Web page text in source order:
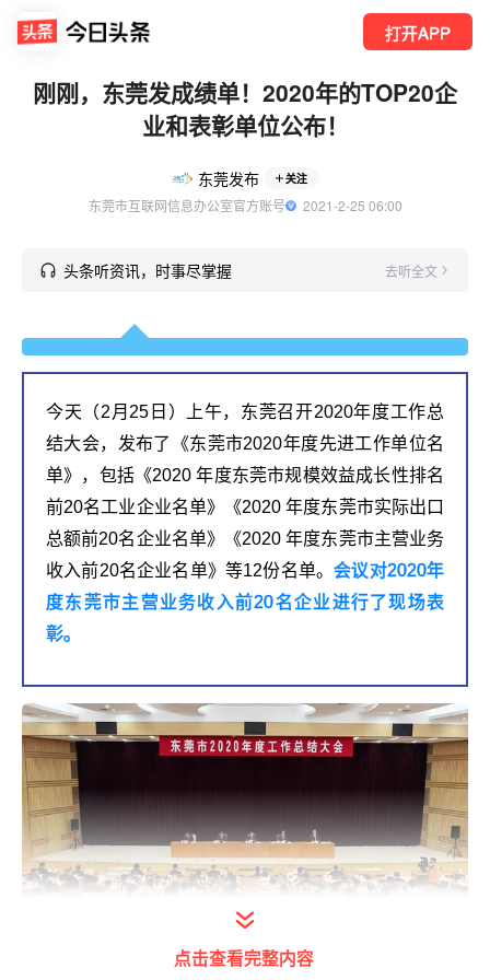
打开APP
刚刚，东莞发成绩单！2020年的TOP20企
业和表彰单位公布！
东莞发布 关注
东莞市互联网信息办公室官方账号
  2021-2-25 06:00
头条听资讯，时事尽掌握 去听全文
今天（2月25日）上午，东莞召开2020年度工作总
结大会，发布了《东莞市2020年度先进工作单位名
单》，包括《2020 年度东莞市规模效益成长性排名
前20名工业企业名单》《2020 年度东莞市实际出口
总额前20名企业名单》《2020 年度东莞市主营业务
收入前20名企业名单》等12份名单。会议对2020年
度东莞市主营业务收入前20名企业进行了现场表
彰。
打开今日头条查看图片详情
点击查看完整内容